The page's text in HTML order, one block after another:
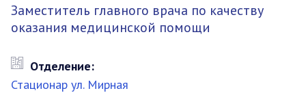
Заместитель главного врача по качеству
оказания медицинской помощи
Отделение:
Стационар ул. Мирная